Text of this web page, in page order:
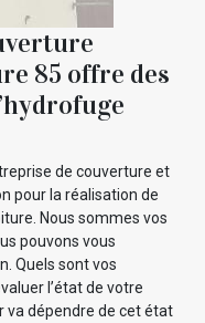
85 offre des
de couverture et
pour la réalisation de
Nous sommes vos
pouvons vous
Quels sont vos
l’état de votre
va dépendre de cet état